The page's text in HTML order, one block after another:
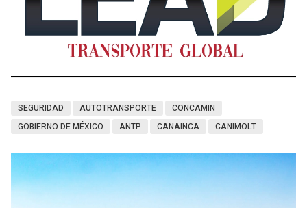
SEGURIDAD AUTOTRANSPORTE
CONCAMIN
GOBIERNO DE MÉXICO
ANTP CANAINCA CANIMOLT